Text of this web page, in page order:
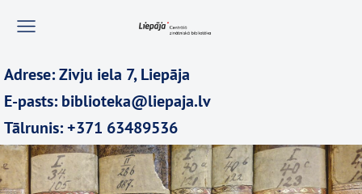
Adrese: Zivju iela 7, Liepāja
E-pasts: biblioteka@liepaja.lv
Tālrunis: +371 63489536